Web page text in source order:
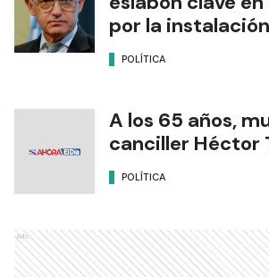
por la
POLÍTICA
A los 65 años,
canciller Héctor
POLÍTICA
Ads